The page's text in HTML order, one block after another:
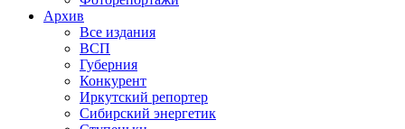
Архив
Все издания
ВСП
Губерния
Конкурент
Иркутский репортер
Сибирский энергетик